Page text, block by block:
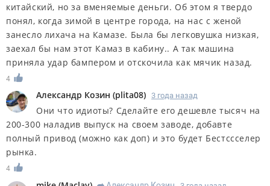
китайский, но за вменяемые деньги. Об этом я твердо
понял, когда зимой в центре города, на нас с женой
занесло лихача на Камазе. Была бы легковушка низкая,
заехал бы нам этот Камаз в кабину.. А так машина
приняла удар бампером и отскочила как мячик назад.
4
Александр Козин (plita08) 3 года назад
Они что идиоты? Сделайте его дешевле тысяч на
200-300 наладив выпуск на своем заводе, добавте
полный привод (можно как доп) и это будет Бестссселер
рынка.
4